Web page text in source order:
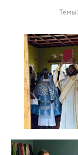
Темы: